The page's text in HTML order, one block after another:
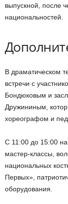
выпускной, после
национальностей.
В драматическом
встречи с
Бондюковым и
Дружининым,
хореографом и
С 11:00 до 15:00 на
мастер-классы,
национальных
Первых»,
оборудования.